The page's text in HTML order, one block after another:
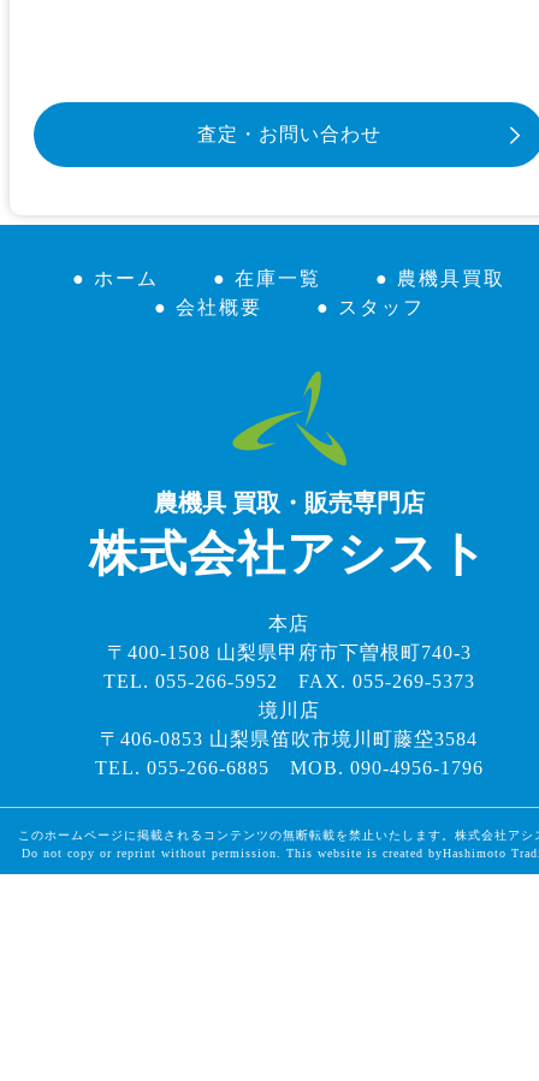
査定・お問い合わせ
● ホーム ● 在庫一覧
● 農機具買取
● 会社概要
● スタッフ
農機具 買取・販売専門店
株式会社アシスト
本店
〒400-1508 山梨県甲府市下曽根町740-3
TEL. 055-266-5952 FAX. 055-269-5373
境川店
〒406-0853 山梨県笛吹市境川町藤垈3584
TEL. 055-266-6885 MOB. 090-4956-1796
このホームページに掲載されるコンテンツの無断転載を禁止いたします。株式会社アシ
Do not copy or reprint without permission. This website is created byHashimoto